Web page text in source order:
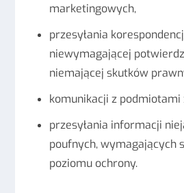
marketingowych,
przesyłania
niewymagającej
niemającej skutków
komunikacji z
przesyłania informacji
poufnych, wymagających
poziomu ochrony.